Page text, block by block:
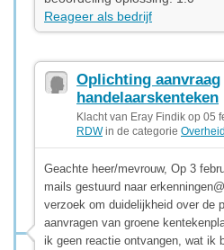
Reageer als bedrijf
Oplichting aanvraag
handelaarskenteken
Klacht van Eray Findik op 05
RDWin de categorie Overheid
Geachte heer/mevrouw, Op 3
mails gestuurd naar
verzoek om duidelijkheid over de
aanvragen van groene
ik geen reactie ontvangen, wat ik